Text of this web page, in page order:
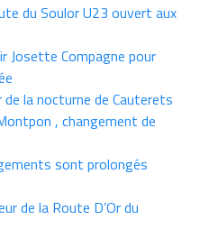
du Soulor U23 ouvert aux
Josette Compagne pour
la nocturne de Cauterets
, changement de
sont prolongés
de la Route D’Or du